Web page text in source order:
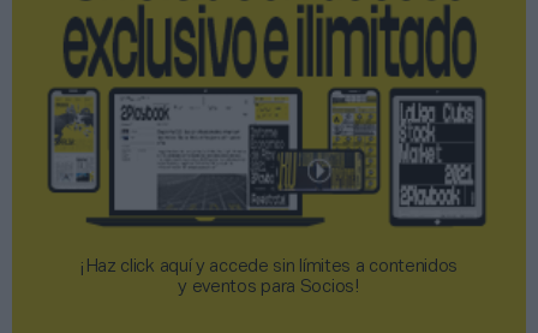
¡Haz click aquí y accede sin límites a contenidos
y eventos para Socios!​​​​​​​